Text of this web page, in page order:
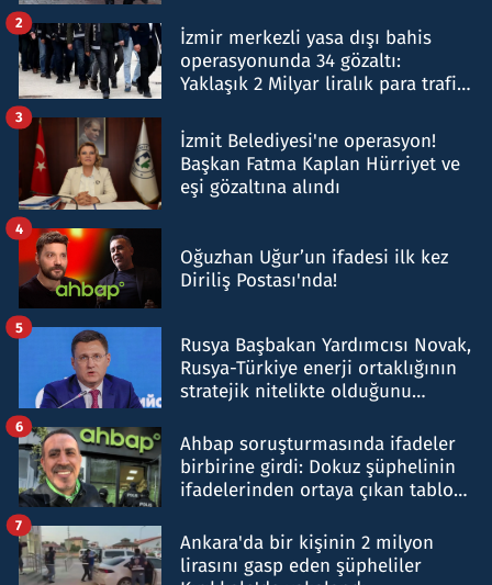
İzmir merkezli yasa dışı bahis
operasyonunda 34 gözaltı:
Yaklaşık 2 Milyar liralık para trafiği
2
İzmit Belediyesi'ne operasyon!
Başkan Fatma Kaplan Hürriyet ve
eşi gözaltına alındı
3
Oğuzhan Uğur’un ifadesi ilk kez
Diriliş Postası'nda!
4
Rusya Başbakan Yardımcısı Novak,
Rusya-Türkiye enerji ortaklığının
stratejik nitelikte olduğunu
5
Ahbap soruşturmasında ifadeler
birbirine girdi: Dokuz şüphelinin
ifadelerinden ortaya çıkan tablo
6
Ankara'da bir kişinin 2 milyon
lirasını gasp eden şüpheliler
7